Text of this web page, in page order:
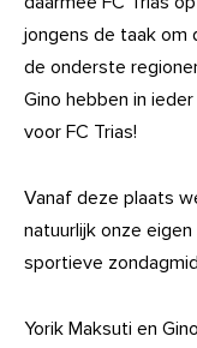
jongens de taak om
de onderste
Gino hebben in
voor FC Trias!
Vanaf deze plaats
natuurlijk onze
sportieve
Yorik Maksuti en